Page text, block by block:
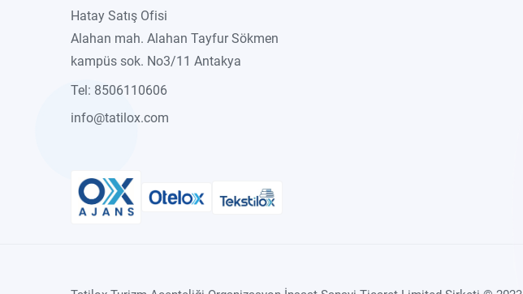
Hatay Satış Ofisi
Alahan mah. Alahan Tayfur Sökmen
kampüs sok. No3/11 Antakya
Tel: 8506110606
info@tatilox.com